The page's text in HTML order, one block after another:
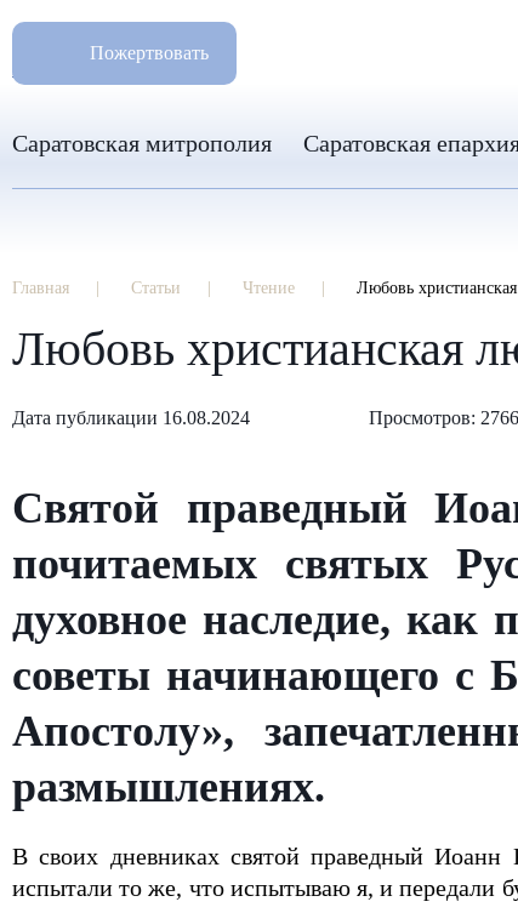
Пожертвовать
8 960 346 31 04
info-sar@mail.ru
Саратовская митрополия Саратовская
Главная Статьи Чтение Любовь
Любовь христианская
Дата публикации 16.08.2024 Просмотров: 2766
Святой праведный
почитаемых святых
духовное наследие,
советы начинающего с
Апостолу»,
размышлениях.
В своих дневниках святой праведный
испытали то же, что испытываю я, и передали